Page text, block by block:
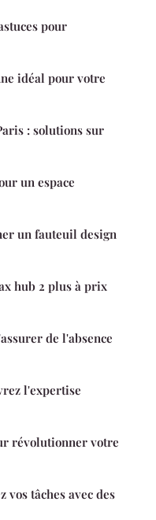
pour
idéal pour votre
: solutions sur
un espace
un fauteuil design
hub 2 plus à prix
de l'absence
l'expertise
révolutionner votre
tâches avec des